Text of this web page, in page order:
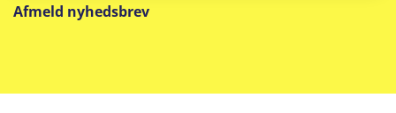
Afmeld nyhedsbrev